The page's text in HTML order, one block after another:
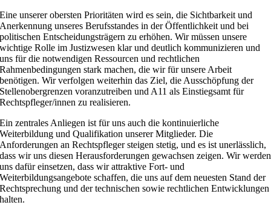
Eine unserer obersten Prioritäten wird es sein, die Sichtbarkeit und
Anerkennung unseres Berufsstandes in der Öffentlichkeit und bei
politischen Entscheidungsträgern zu erhöhen. Wir müssen unsere
wichtige Rolle im Justizwesen klar und deutlich kommunizieren und
uns für die notwendigen Ressourcen und rechtlichen
Rahmenbedingungen stark machen, die wir für unsere Arbeit
benötigen. Wir verfolgen weiterhin das Ziel, die Ausschöpfung der
Stellenobergrenzen voranzutreiben und A11 als Einstiegsamt für
Rechtspfleger/innen zu realisieren.
Ein zentrales Anliegen ist für uns auch die kontinuierliche
Weiterbildung und Qualifikation unserer Mitglieder. Die
Anforderungen an Rechtspfleger steigen stetig, und es ist unerlässlich,
dass wir uns diesen Herausforderungen gewachsen zeigen. Wir werden
uns dafür einsetzen, dass wir attraktive Fort- und
Weiterbildungsangebote schaffen, die uns auf dem neuesten Stand der
Rechtsprechung und der technischen sowie rechtlichen Entwicklungen
halten.